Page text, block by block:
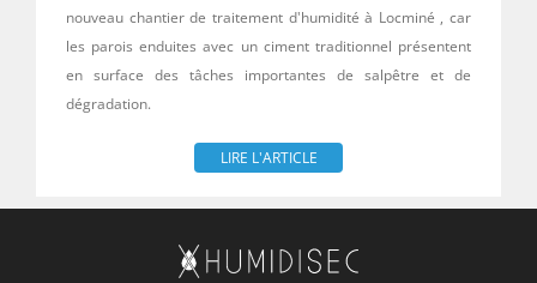
nouveau chantier de traitement d'humidité à Locminé , car
les parois enduites avec un ciment traditionnel présentent
en surface des tâches importantes de salpêtre et de
dégradation.
LIRE L'ARTICLE